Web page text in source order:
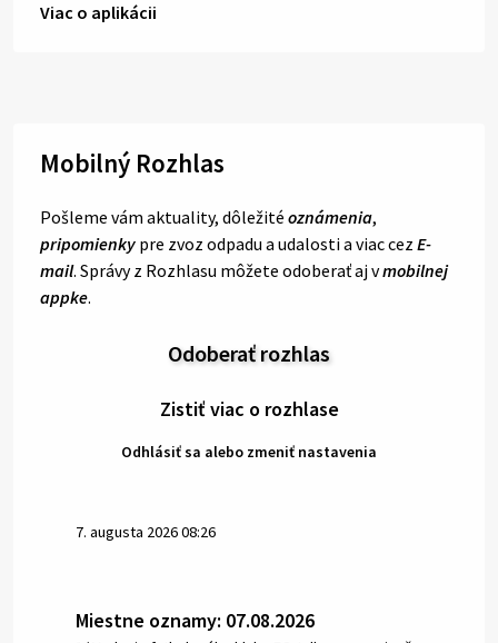
Viac o aplikácii
Mobilný Rozhlas
Pošleme vám aktuality, dôležité oznámenia,
pripomienky pre zvoz odpadu a udalosti a viac cez E-
mail. Správy z Rozhlasu môžete odoberať aj vmobilnej
appke.
Odoberať rozhlas
Zistiť viac o rozhlase
Odhlásiť sa alebo zmeniť nastavenia
7. augusta 2026 08:26
Miestne oznamy: 07.08.2026